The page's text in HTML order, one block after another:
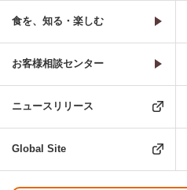
食を、知る・楽しむ
お客様相談センター
ニュースリリース
Global Site